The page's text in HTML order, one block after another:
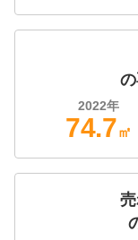
2022年
74.7㎡